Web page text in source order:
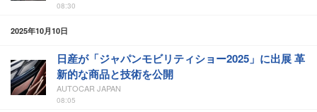
08:30
2025年10月10日
日産が「ジャパンモビリティショー2025」に出展 革
新的な商品と技術を公開
AUTOCAR JAPAN
08:05